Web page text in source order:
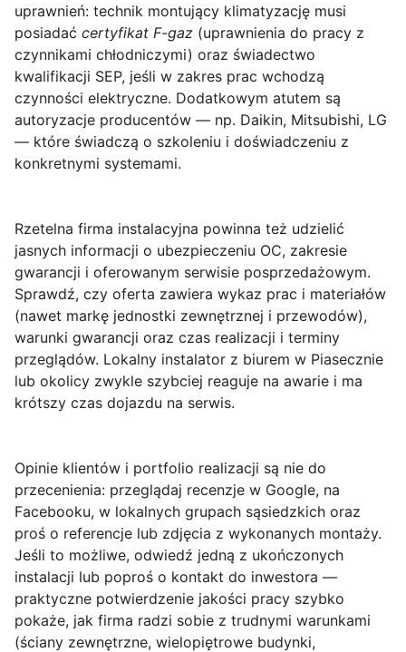
uprawnień: technik montujący klimatyzację musi
posiadać certyfikat F-gaz (uprawnienia do pracy z
czynnikami chłodniczymi) oraz świadectwo
kwalifikacji SEP, jeśli w zakres prac wchodzą
czynności elektryczne. Dodatkowym atutem są
autoryzacje producentów — np. Daikin, Mitsubishi, LG
— które świadczą o szkoleniu i doświadczeniu z
konkretnymi systemami.
Rzetelna firma instalacyjna powinna też udzielić
jasnych informacji o ubezpieczeniu OC, zakresie
gwarancji i oferowanym serwisie posprzedażowym.
Sprawdź, czy oferta zawiera wykaz prac i materiałów
(nawet markę jednostki zewnętrznej i przewodów),
warunki gwarancji oraz czas realizacji i terminy
przeglądów. Lokalny instalator z biurem w Piasecznie
lub okolicy zwykle szybciej reaguje na awarie i ma
krótszy czas dojazdu na serwis.
Opinie klientów i portfolio realizacji są nie do
przecenienia: przeglądaj recenzje w Google, na
Facebooku, w lokalnych grupach sąsiedzkich oraz
proś o referencje lub zdjęcia z wykonanych montaży.
Jeśli to możliwe, odwiedź jedną z ukończonych
instalacji lub poproś o kontakt do inwestora —
praktyczne potwierdzenie jakości pracy szybko
pokaże, jak firma radzi sobie z trudnymi warunkami
(ściany zewnętrzne, wielopiętrowe budynki,